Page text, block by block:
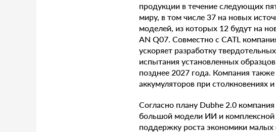
продукции в течение следующих
миру, в том числе 37 на новых
моделей, из которых 12 будут на
AN Q07. Совместно с CATL
ускоряет разработку
испытания установленных
позднее 2027 года. Компания
аккумуляторов при столкновениях
Согласно плану Dubhe 2.0
большой модели ИИ и
поддержку роста экономики